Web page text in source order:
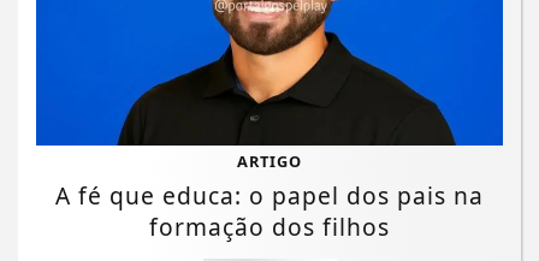
ARTIGO
A fé que educa: o papel dos pais na
formação dos filhos